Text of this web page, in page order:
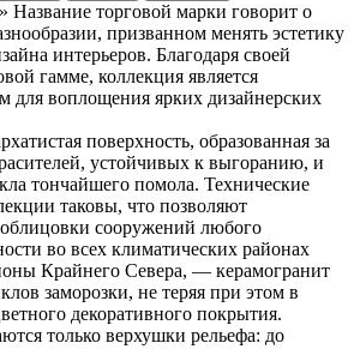
Название торговой марки говорит о
призванном менять эстетику
интерьеров. Благодаря своей
гамме, коллекция является
для воплощения ярких дизайнерских
поверхность, образованная за
устойчивых к выгоранию, и
тончайшего помола. Технические
таковы, что позволяют
облицовки сооружений любого
во всех климатических районах
Крайнего Севера, — керамогранит
заморозки, не теряя при этом в
декоративного покрытия.
только верхушки рельефа: до